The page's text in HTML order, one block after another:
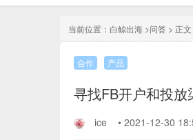
当前位置： 白鲸出海 >问答 > 正文
合作 产品
寻找FB开户和投放
ice • 2021-12-30